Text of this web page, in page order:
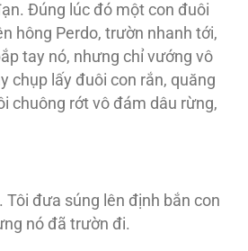
Đúng lúc đó một con đuôi
hông Perdo, trườn nhanh tới,
tay nó, nhưng chỉ vướng vô
chụp lấy đuôi con rắn, quăng
chuông rớt vô đám dâu rừng,
Tôi đưa súng lên định bắn con
nó đã trườn đi.